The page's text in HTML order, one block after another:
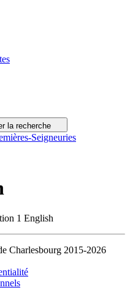
la recherche
1 English
Charlesbourg 2015-2026